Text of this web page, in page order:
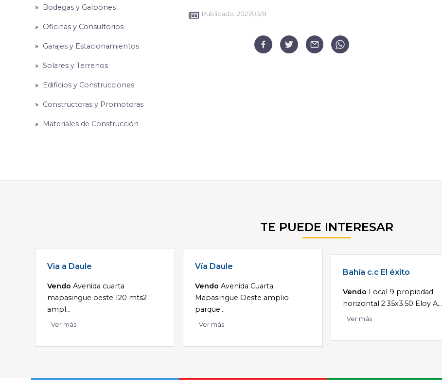
Bodegas y Galpones
Oficinas y Consultorios
Garajes y Estacionamientos
Solares y Terrenos
Edificios y Construcciones
Constructoras y Promotoras
Materiales de Construcción
Publicado: 2021/03/8
TE PUEDE INTERESAR
Via a Daule
Vendo Avenida cuarta
mapasingue oeste 120 mts2
ampl...
Ver más
Vía Daule
Vendo Avenida Cuarta
Mapasingue Oeste amplio
parque...
Ver más
Bahía c.c El éxito
Vendo Local 9 propiedad
horizontal 2.35x3.50 Eloy A...
Ver más